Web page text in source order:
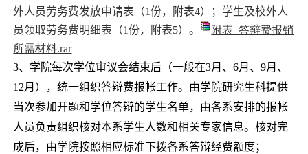
外人员劳务费发放申请表（1份，附表4）；学生及校外人
员领取劳务费明细表（1份，附表5）。
附表 答辩费报销
所需材料.rar
3、学院每次学位审议会结束后（一般在3月、6月、9月、
12月），统一组织答辩费报帐工作。由学院研究生科提供
当次参加开题和学位答辩的学生名单，由各系安排的报帐
人员负责组织核对本系学生人数和相关专家信息。核对完
成后，由学院按照相应标准下拨各系答辩经费额度；